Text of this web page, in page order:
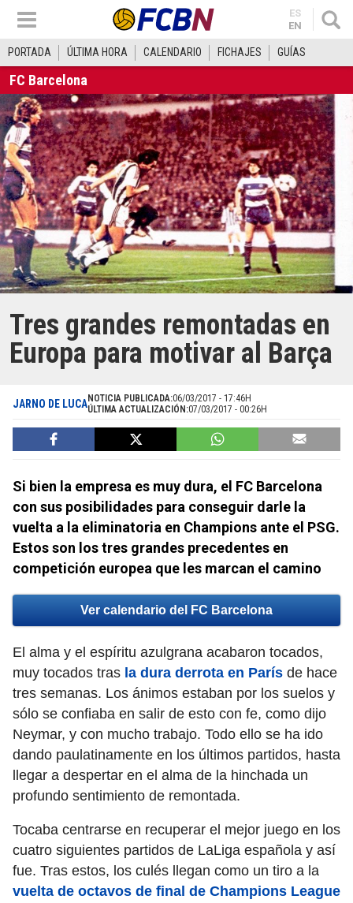
ES
EN
PORTADA ÚLTIMA HORA CALENDARIO FICHAJES GUÍAS
FC Barcelona
Tres grandes remontadas en
Europa para motivar al Barça
JARNO DE LUCANOTICIA PUBLICADA:06/03/2017 - 17:46H
ÚLTIMA ACTUALIZACIÓN:07/03/2017 - 00:26H
Si bien la empresa es muy dura, el FC Barcelona
con sus posibilidades para conseguir darle la
vuelta a la eliminatoria en Champions ante el PSG.
Estos son los tres grandes precedentes en
competición europea que les marcan el camino
Ver calendario del FC Barcelona
El alma y el espíritu azulgrana acabaron tocados,
muy tocados tras la dura derrota en París de hace
tres semanas. Los ánimos estaban por los suelos y
sólo se confiaba en salir de esto con fe, como dijo
Neymar, y con mucho trabajo. Todo ello se ha ido
dando paulatinamente en los últimos partidos, hasta
llegar a despertar en el alma de la hinchada un
profundo sentimiento de remontada.
Tocaba centrarse en recuperar el mejor juego en los
cuatro siguientes partidos de LaLiga española y así
fue. Tras estos, los culés llegan como un tiro a la
vuelta de octavos de final de Champions League